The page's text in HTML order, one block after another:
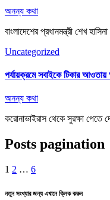
অনন্য কথা
বাংলাদেশের প্রধানমন্ত্রী শেখ
Uncategorized
পর্যায়ক্রমে সবাইকে টিকার আওতায়
অনন্য কথা
করোনাভাইরাস থেকে সুরক্ষা পেতে
Posts pagination
1 2 … 6
নতুন সংখ্যার জন্য এখানে ক্লিক করুন